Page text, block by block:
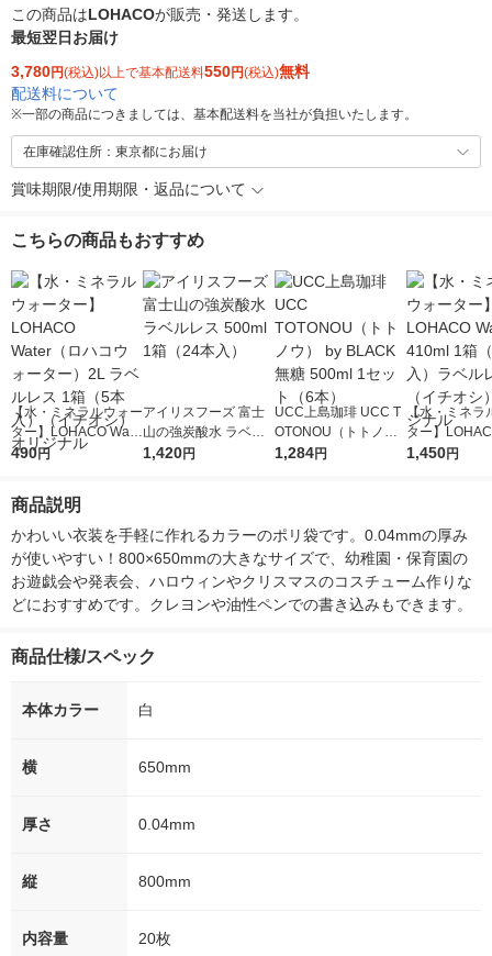
この商品はLOHACOが販売・発送します。
最短翌日お届け
3,780円(税込)以上で基本配送料550円(税込)無料
配送料について
※一部の商品につきましては、基本配送料を当社が負担いたします。
在庫確認住所：東京都にお届け
賞味期限/使用期限・返品について
こちらの商品もおすすめ
【水・ミネラルウォー
ター】LOHACO Wate
r（ロハコウォータ
シ） オリジナル
490円
アイリスフーズ 富士
山の強炭酸水 ラベル
レス 500ml 1箱（24
1,420円
UCC上島珈琲 UCC T
OTONOU（トトノ
ウ） by BLACK無糖 5
1,284円
【水・ミネラ
ター】
r 410ml 1箱（
1,450円
商品説明
かわいい衣装を手軽に作れるカラーのポリ袋です。0.04mmの厚み
が使いやすい！800×650mmの大きなサイズで、幼稚園・保育園の
お遊戯会や発表会、ハロウィンやクリスマスのコスチューム作りな
どにおすすめです。クレヨンや油性ペンでの書き込みもできます。
商品仕様/スペック
本体カラー 白
横 650mm
厚さ 0.04mm
縦 800mm
内容量 20枚